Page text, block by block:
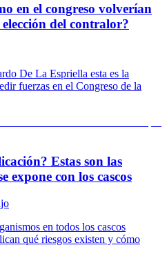
en el congreso volverían
del contralor?
De La Espriella esta es la
fuerzas en el Congreso de la
Estas son las
expone con los cascos
en todos los cascos
qué riesgos existen y cómo